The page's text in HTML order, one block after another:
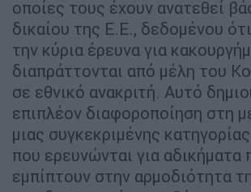
διαπράττονται από μέλη του
σε εθνικό ανακριτή. Αυτό
επιπλέον διαφοροποίηση στη
μιας συγκεκριμένης
που ερευνώνται για αδικήματα
εμπίπτουν στην αρμοδιότητα
που δεν επιτρέπεται βάσει του
εφαρμοστέου δικαίου της